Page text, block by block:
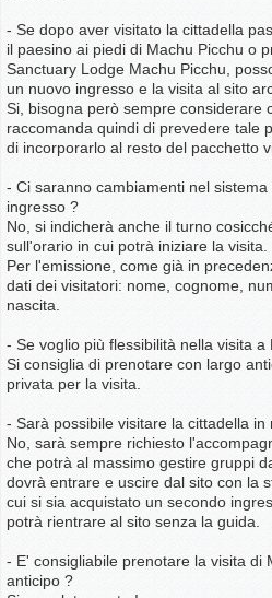
- Se dopo aver visitato la cittadella
il paesino ai piedi di Machu Picchu o
Sanctuary Lodge Machu Picchu,
un nuovo ingresso e la visita al sito
Si, bisogna però sempre considerare
raccomanda quindi di prevedere tale
di incorporarlo al resto del pacchetto
- Ci saranno cambiamenti nel
ingresso ?
No, si indicherà anche il turno
sull'orario in cui potrà iniziare la visita.
Per l'emissione, come già in
dati dei visitatori: nome, cognome,
nascita.
- Se voglio più flessibilità nella visita a
Si consiglia di prenotare con largo
privata per la visita.
- Sarà possibile visitare la cittadella
No, sarà sempre richiesto
che potrà al massimo gestire gruppi
dovrà entrare e uscire dal sito con la
cui si sia acquistato un secondo
potrà rientrare al sito senza la guida.
- E' consigliabile prenotare la visita di
anticipo ?